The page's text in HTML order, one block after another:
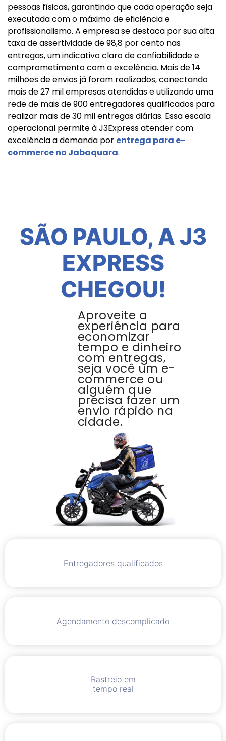
pessoas físicas, garantindo que cada operação seja
executada com o máximo de eficiência e
profissionalismo. A empresa se destaca por sua alta
taxa de assertividade de 98,8 por cento nas
entregas, um indicativo claro de confiabilidade e
comprometimento com a excelência. Mais de 14
milhões de envios já foram realizados, conectando
mais de 27 mil empresas atendidas e utilizando uma
rede de mais de 900 entregadores qualificados para
realizar mais de 30 mil entregas diárias. Essa escala
operacional permite à J3Express atender com
excelência a demanda por entrega para e-
commerce no Jabaquara.
SÃO PAULO, A J3
EXPRESS
CHEGOU!
Aproveite a
experiência para
economizar
tempo e dinheiro
com entregas,
seja você um e-
commerce ou
alguém que
precisa fazer um
envio rápido na
cidade.
Entregadores qualificados
Agendamento descomplicado
Rastreio em
tempo real